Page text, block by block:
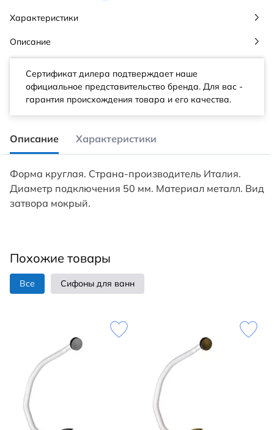
Характеристики
Описание
Сертификат дилера подтверждает наше
официальное представительство бренда. Для вас -
гарантия происхождения товара и его качества.
Описание Характеристики
Форма круглая. Страна-производитель Италия.
Диаметр подключения 50 мм. Материал металл. Вид
затвора мокрый.
Похожие товары
Все Сифоны для ванн